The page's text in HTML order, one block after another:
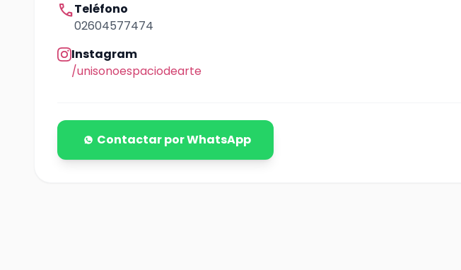
callTeléfono
02604577474
Instagram
/unisonoespaciodearte
Contactar por WhatsApp